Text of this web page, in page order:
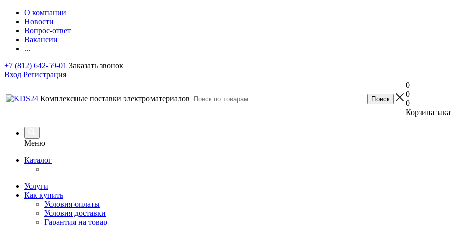
О компании
Новости
Вопрос-ответ
Вакансии
...
+7 (812) 642-59-01 Заказать звонок
Вход Регистрация
Комплексные поставки электроматериалов
0
0
0
Корзина
Меню
Каталог
Услуги
Как купить
Условия оплаты
Условия доставки
Гарантия на товар